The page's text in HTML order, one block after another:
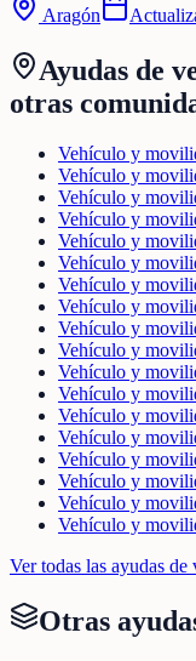
Aragón
Ayudas de
otras
Vehículo y
Vehículo y
Vehículo y
Vehículo y
Vehículo y
Vehículo y
Vehículo y
Vehículo y
Vehículo y
Vehículo y
Vehículo y
Vehículo y
Vehículo y
Vehículo y
Vehículo y
Vehículo y
Vehículo y
Vehículo y
Ver todas las ayudas de
Otras